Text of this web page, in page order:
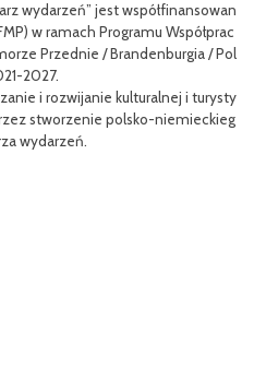
Dni Turystyki Rowerowej jest
transgranicznego dostępu
Euroregionu Pomerania jak i dla
region.
jest przybliżenie zwykłym
tras oraz miejsc do zwiedzenia, jak
pasjonatów w rozwój